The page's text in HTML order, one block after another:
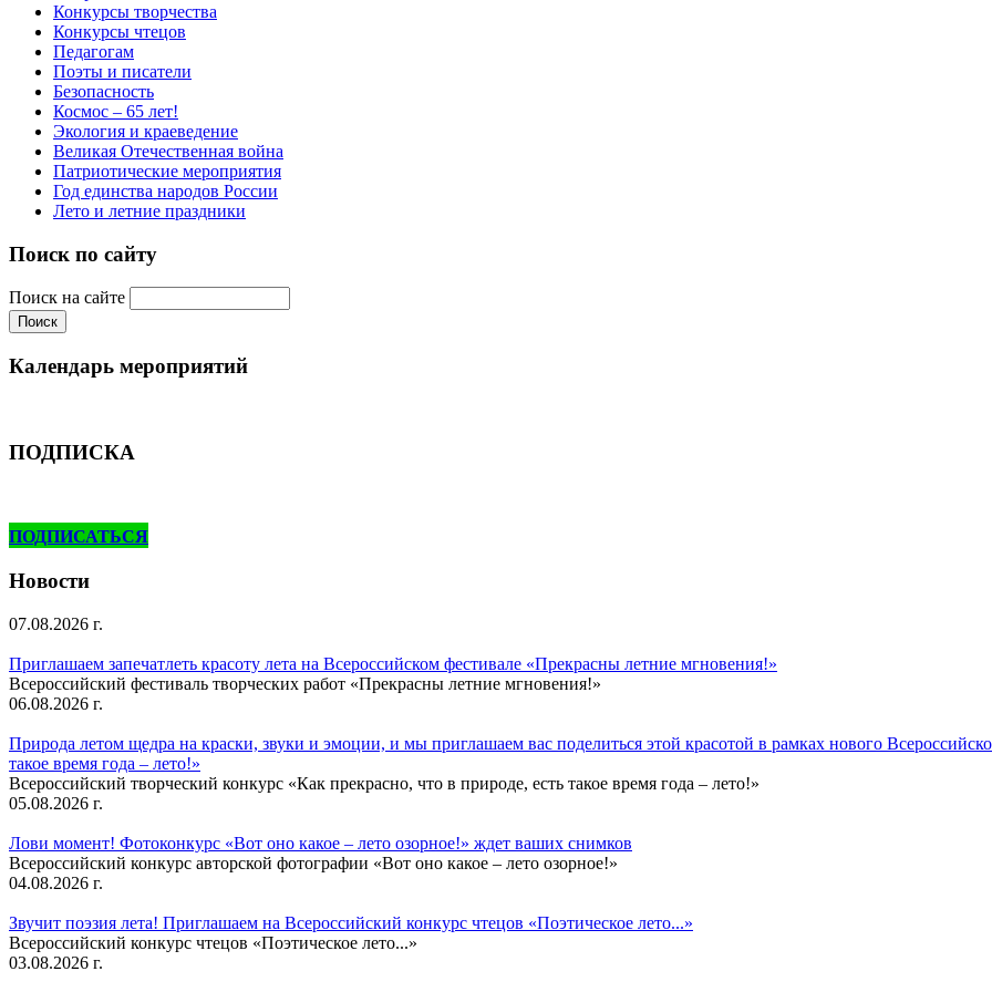
Конкурсы творчества
Конкурсы чтецов
Педагогам
Поэты и писатели
Безопасность
Космос – 65 лет!
Экология и краеведение
Великая Отечественная война
Патриотические мероприятия
Год единства народов России
Лето и летние праздники
Поиск по сайту
Поиск на сайте
Календарь мероприятий
ПОДПИСКА
ПОДПИСАТЬСЯ
Новости
07.08.2026 г.
Приглашаем запечатлеть красоту лета на Всероссийском фестивале «Прекрасны летние мгновения!»
Всероссийский фестиваль творческих работ «Прекрасны летние мгновения!»
06.08.2026 г.
Природа летом щедра на краски, звуки и эмоции, и мы приглашаем вас поделиться этой красотой в рамках нового
такое время года – лето!»
Всероссийский творческий конкурс «Как прекрасно, что в природе, есть такое время года – лето!»
05.08.2026 г.
Лови момент! Фотоконкурс «Вот оно какое – лето озорное!» ждет ваших снимков
Всероссийский конкурс авторской фотографии «Вот оно какое – лето озорное!»
04.08.2026 г.
Звучит поэзия лета! Приглашаем на Всероссийский конкурс чтецов «Поэтическое лето...»
Всероссийский конкурс чтецов «Поэтическое лето...»
03.08.2026 г.